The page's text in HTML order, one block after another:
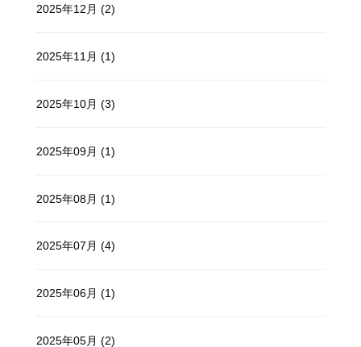
2025年12月 (2)
2025年11月 (1)
2025年10月 (3)
2025年09月 (1)
2025年08月 (1)
2025年07月 (4)
2025年06月 (1)
2025年05月 (2)